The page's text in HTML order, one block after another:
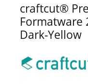
craftcut®
Formatware
Dark-Yellow